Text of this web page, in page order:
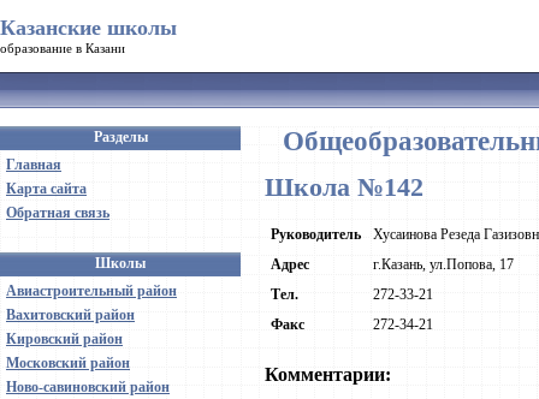
Казанские школы
образование в Казани
Разделы
Главная
Карта сайта
Обратная связь
Школы
Авиастроительный район
Вахитовский район
Кировский район
Московский район
Ново-савиновский район
Школа №142
Руководитель
Хусаинова Резеда
Адрес
г.Казань, ул.Попова, 17
Тел.
272-33-21
Факс
272-34-21
Комментарии: